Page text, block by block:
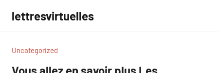
contenu
lettresvirtuelles
Uncategorized